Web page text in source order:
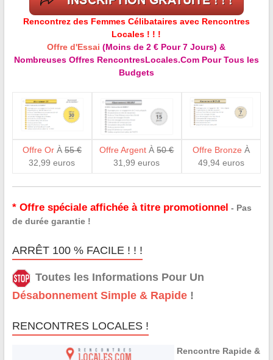
Rencontrez des Femmes Célibataires avec Rencontres
Locales ! ! !
Offre d'Essai (Moins de 2 € Pour 7 Jours) &
Nombreuses Offres RencontresLocales.Com Pour Tous les
Budgets
Offre OrÀ 55 €
32,99 euros
Offre Argent À50 €
31,99 euros
Offre Bronze À
49,94 euros
* Offre spéciale affichée à titre promotionnel - Pas
de durée garantie !
ARRÊT 100 % FACILE ! ! !
Toutes les Informations Pour Un
Désabonnement Simple & Rapide!
RENCONTRES LOCALES !
Rencontre Rapide &